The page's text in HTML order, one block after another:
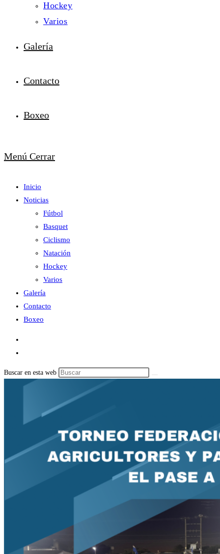
Hockey
Varios
Galería
Contacto
Boxeo
Menú Cerrar
Inicio
Noticias
Fútbol
Basquet
Ciclismo
Natación
Hockey
Varios
Galería
Contacto
Boxeo
Buscar en esta web